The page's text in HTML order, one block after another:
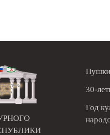
30-
Год